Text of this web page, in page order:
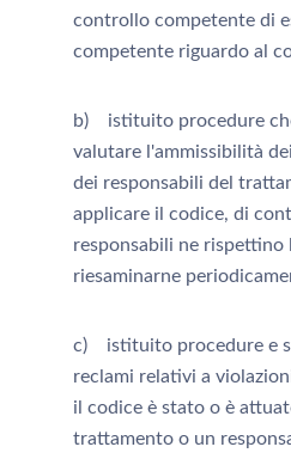
controllo competente di
competente riguardo al
b) istituito procedure
valutare l'ammissibilità
dei responsabili del
applicare il codice, di
responsabili ne rispettino
riesaminarne
c) istituito procedure e
reclami relativi a
il codice è stato o è
trattamento o un